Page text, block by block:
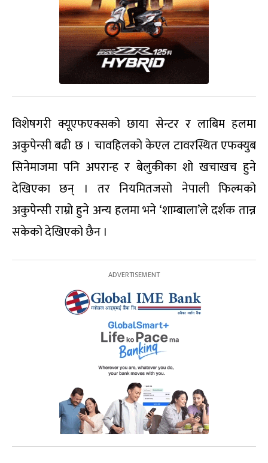
विशेषगरी क्यूएफएक्सको छाया सेन्टर र लाबिम हलमा
अकुपेन्सी बढी छ । चावहिलको केएल टावरस्थित एफक्युब
सिनेमाजमा पनि अपरान्ह र बेलुकीका शो खचाखच हुने
देखिएका छन् । तर नियमितजसो नेपाली फिल्मको
अकुपेन्सी राम्रो हुने अन्य हलमा भने ‘शाम्बाला’ले दर्शक तान्न
सकेको देखिएको छैन ।